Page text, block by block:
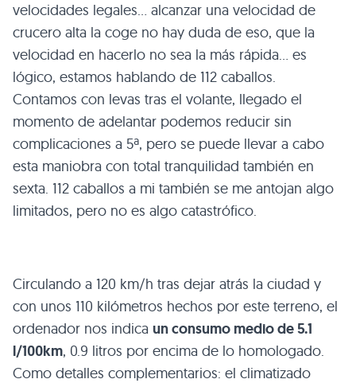
velocidades legales… alcanzar una velocidad de
crucero alta la coge no hay duda de eso, que la
velocidad en hacerlo no sea la más rápida… es
lógico, estamos hablando de 112 caballos.
Contamos con levas tras el volante, llegado el
momento de adelantar podemos reducir sin
complicaciones a 5ª, pero se puede llevar a cabo
esta maniobra con total tranquilidad también en
sexta. 112 caballos a mi también se me antojan algo
limitados, pero no es algo catastrófico.
Circulando a 120 km/h tras dejar atrás la ciudad y
con unos 110 kilómetros hechos por este terreno, el
ordenador nos indica un consumo medio de 5.1
l/100km, 0.9 litros por encima de lo homologado.
Como detalles complementarios: el climatizado